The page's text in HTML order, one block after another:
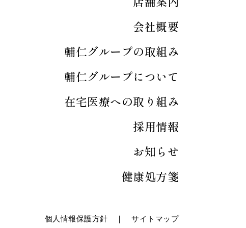
会社概要
輔仁グループの取組み
輔仁グループについて
在宅医療への取り組み
採用情報
お知らせ
健康処方箋
個人情報保護方針 ｜ サイトマップ